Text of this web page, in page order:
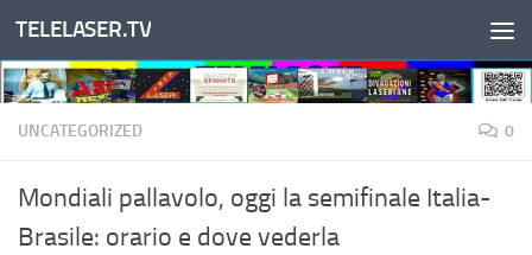
Salta al contenuto
TELELASER.TV
UNCATEGORIZED 0
Mondiali pallavolo, oggi la semifinale Italia-
Brasile: orario e dove vederla